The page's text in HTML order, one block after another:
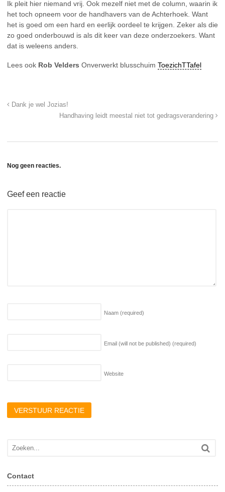
Ik pleit hier niemand vrij. Ook mezelf niet met de column, waarin ik
het toch opneem voor de handhavers van de Achterhoek. Want
het is goed om een hard en eerlijk oordeel te krijgen. Zeker als die
zo goed onderbouwd is als dit keer van deze onderzoekers. Want
dat is weleens anders.
Lees ook Rob Velders Onverwerkt blusschuim ToezichTTafel
Dank je wel Jozias!
Handhaving leidt meestal niet tot gedragsverandering
Nog geen reacties.
Geef een reactie
Naam (required)
Email (will not be published) (required)
Website
Contact